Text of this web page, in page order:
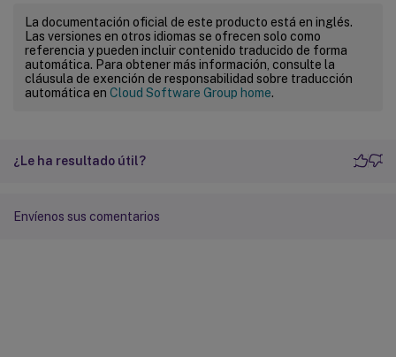
La documentación oficial de este producto está en inglés.
Las versiones en otros idiomas se ofrecen solo como
referencia y pueden incluir contenido traducido de forma
automática. Para obtener más información, consulte la
cláusula de exención de responsabilidad sobre traducción
automática en Cloud Software Group home.
¿Le ha resultado útil?
Envíenos sus comentarios